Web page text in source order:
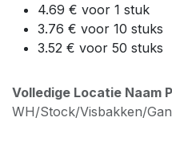
4.69 € voor 1 stuk
3.76 € voor 10 stuks
3.52 € voor 50 stuks
Volledige Locatie Naam
WH/Stock/Visbakken/